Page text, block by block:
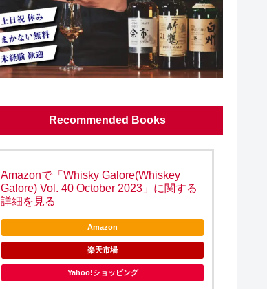
Recommended Books
Amazonで「Whisky Galore(Whiskey
Galore) Vol. 40 October 2023」に関する
詳細を見る
Amazon
楽天市場
Yahoo!ショッピング